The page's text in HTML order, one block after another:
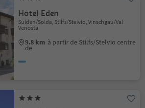
Hotel Eden
Sulden/Solda, Stilfs/Stelvio, Vinschgau/Val
Venosta
9.8 km à partir de Stilfs/Stelvio centre
de